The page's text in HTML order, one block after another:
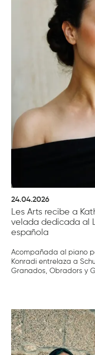
24.04.2026
Les Arts recibe a
velada dedicada al
española
Acompañada al piano
Konradi entrelaza a
Granados, Obradors y